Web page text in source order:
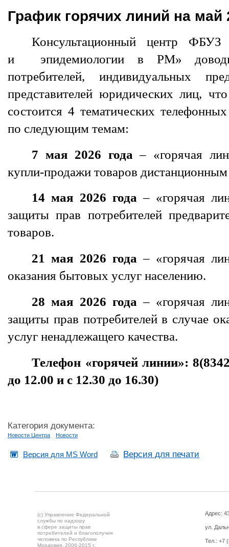
График горячих линий на май
Консультационный центр
и эпидемиологии в РМ»
потребителей, индивидуальных
представителей юридических лиц,
состоится 4 тематических
по следующим темам:
7 мая 2026 года– «горячая
купли-продажи товаров
14 мая 2026 года– «горячая
защиты прав потребителей
товаров.
21 мая 2026 года– «горячая
оказания бытовых услуг населению.
28 мая 2026 года – «горячая
защиты прав потребителей в случае
услуг ненадлежащего качества.
Телефон «горячей линии»:
до 12.00 и с 12.30 до 16.30)
Категория документа:
Новости Центра Новости
Версия для MS Word Версия для печати
(c) Управление Федеральной
службы по надзору
в сфере защиты прав
потребителей и благополучия
человека по Республике
Мордовия, 2006-2015 г.
Адрес:
ул.
Тел.: +7